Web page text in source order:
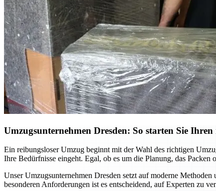
Umzugsunternehmen Dresden: So starten Sie
Ein reibungsloser Umzug beginnt mit der Wahl des richtigen
Ihre Bedürfnisse eingeht. Egal, ob es um die Planung, das
Unser Umzugsunternehmen Dresden setzt auf moderne
besonderen Anforderungen ist es entscheidend, auf Experten zu